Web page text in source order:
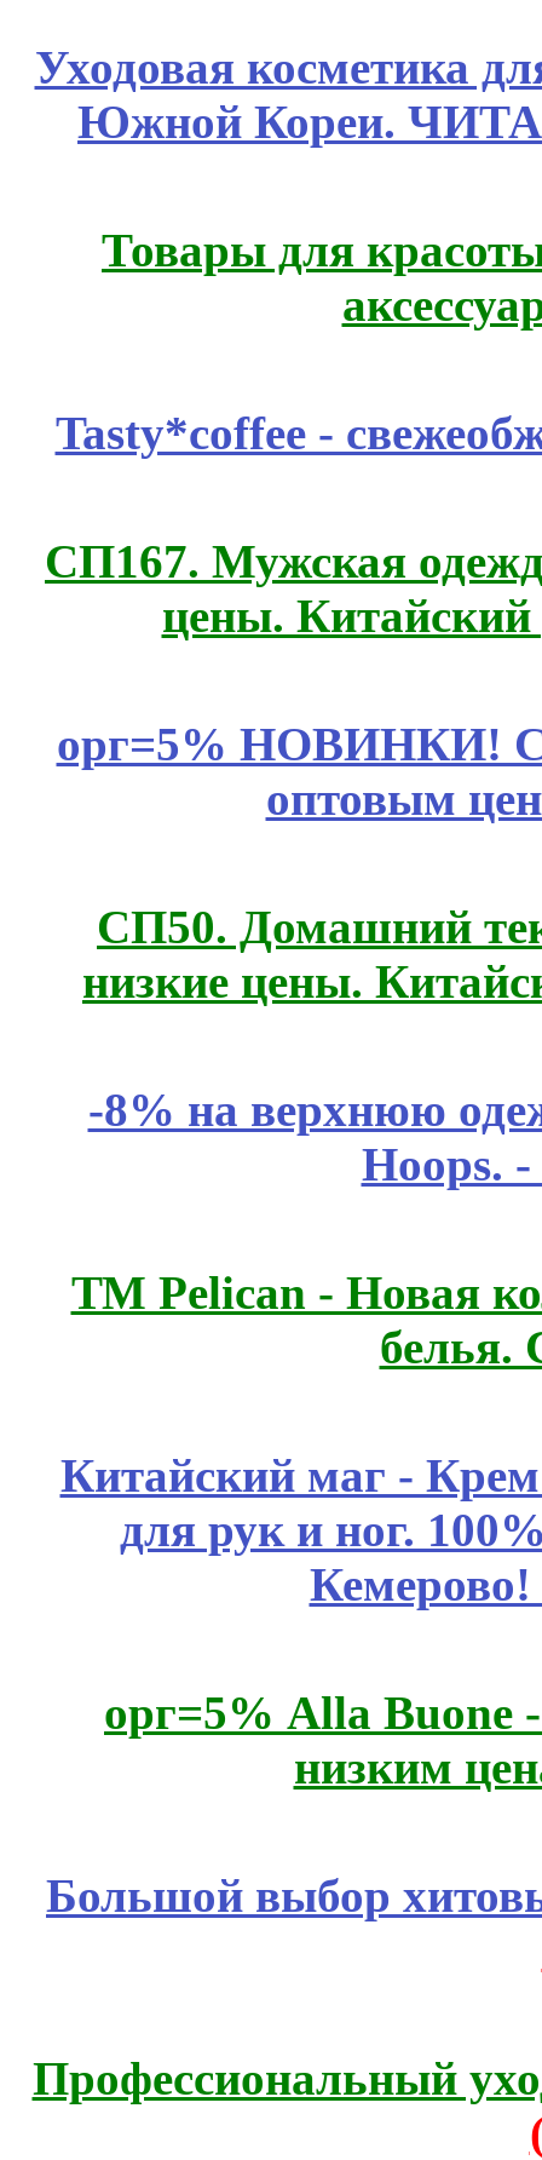
Уходовая косметика
Южной Кореи.
Товары для
Tasty*coffee -
СП167. Мужская
цены.
орг=5% НОВИНКИ!
оптовым
СП50. Домашний
низкие цены.
-8% на верхнюю
Hoops.
ТМ Pelican - Новая
белья.
Китайский маг -
для рук и ног.
орг=5% Alla Buone
низким
Большой выбор
Профессиональный